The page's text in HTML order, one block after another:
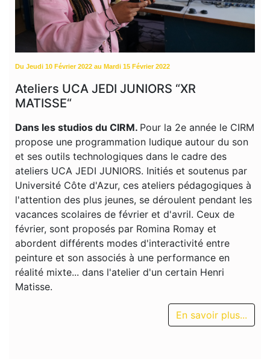
Du Jeudi 10 Février 2022 au Mardi 15 Février 2022
Ateliers UCA JEDI JUNIORS “XR
MATISSE“
Dans les studios du CIRM. Pour la 2e année le CIRM
propose une programmation ludique autour du son
et ses outils technologiques dans le cadre des
ateliers UCA JEDI JUNIORS. Initiés et soutenus par
Université Côte d'Azur, ces ateliers pédagogiques à
l'attention des plus jeunes, se déroulent pendant les
vacances scolaires de février et d'avril. Ceux de
février, sont proposés par Romina Romay et
abordent différents modes d'interactivité entre
peinture et son associés à une performance en
réalité mixte... dans l'atelier d'un certain Henri
Matisse.
En savoir plus...